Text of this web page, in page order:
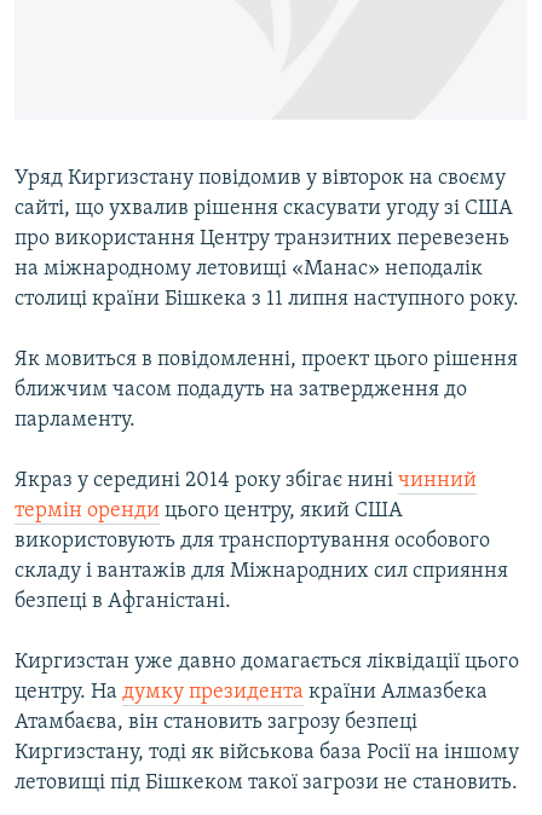
Усі сайти RFE/RL
Уряд Киргизстану повідомив у вівторок на своєму
сайті, що ухвалив рішення скасувати угоду зі США
про використання Центру транзитних перевезень
на міжнародному летовищі «Манас» неподалік
столиці країни Бішкека з 11 липня наступного року.
Як мовиться в повідомленні, проект цього рішення
ближчим часом подадуть на затвердження до
парламенту.
Якраз у середині 2014 року збігає нині чинний
термін оренди цього центру, який США
використовують для транспортування особового
складу і вантажів для Міжнародних сил сприяння
безпеці в Афганістані.
Киргизстан уже давно домагається ліквідації цього
центру. На думку президента країни Алмазбека
Атамбаєва, він становить загрозу безпеці
Киргизстану, тоді як військова база Росії на іншому
летовищі під Бішкеком такої загрози не становить.